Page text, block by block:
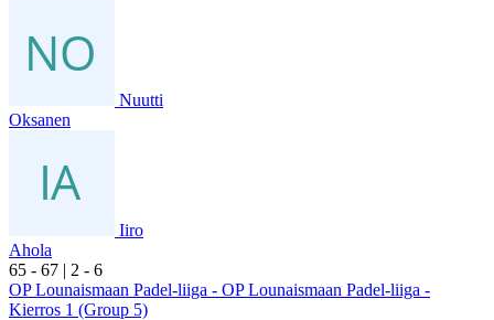
Nuutti
Oksanen
Iiro
Ahola
65 - 67 | 2 - 6
OP Lounaismaan Padel-liiga - OP Lounaismaan Padel-liiga -
Kierros 1 (Group 5)